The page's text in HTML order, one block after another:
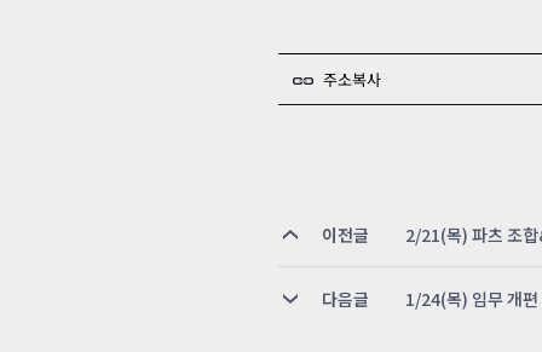
주소복사
이전글 2/21(목) 파츠 조
다음글 1/24(목) 임무 개편